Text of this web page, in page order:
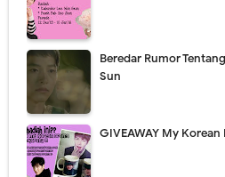
Beredar Rumor
Sun
GIVEAWAY My Korean